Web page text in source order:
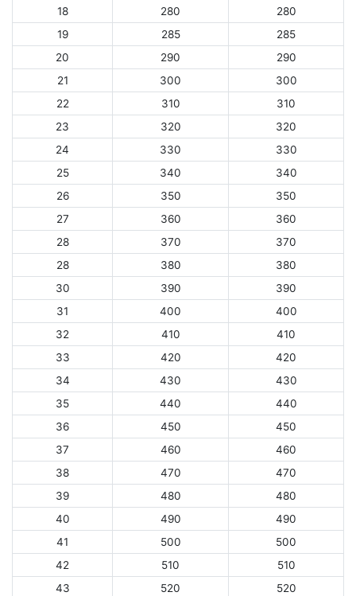
18 280
280
19
285
285
20
290
290
21
300
300
22
310
310
23
320
320
24
330
330
25
340
340
26
350
350
27
360
360
28
370
370
28
380
380
30
390
390
31
400
400
32
410
410
33
420
420
34
430
430
35
440
440
36
450
450
37
460
460
38
470
470
39
480
480
40
490
490
41
500
500
42
510
510
43
520
520